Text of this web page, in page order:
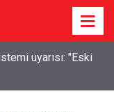
uyarısı: "Eski